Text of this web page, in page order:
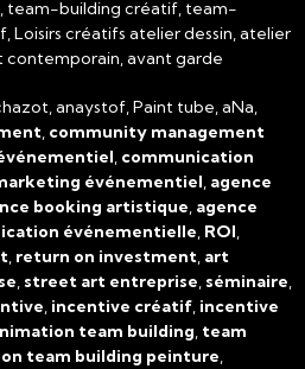
team-building créatif, team-
Loisirs créatifs atelier dessin, atelier
contemporain, avant garde
anaystof, Paint tube, aNa,
, community management
, communication
événementiel, agence
booking artistique, agence
événementielle, ROI,
, return on investment, art
, street art entreprise, séminaire,
, incentive créatif, incentive
team building, team
team building peinture,